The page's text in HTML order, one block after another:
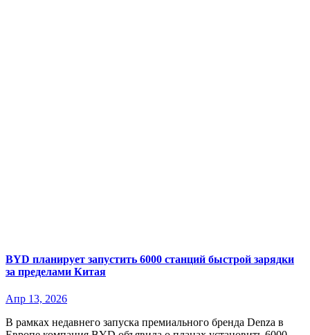
BYD планирует запустить 6000 станций быстрой зарядки
за пределами Китая
Апр 13, 2026
В рамках недавнего запуска премиального бренда Denza в